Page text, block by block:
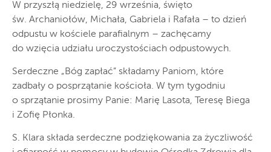
W przyszłą niedzielę, 29 września, święto
św. Archaniołów, Michała, Gabriela i Rafała – to dzień
odpustu w kościele parafialnym – zachęcamy
do wzięcia udziału uroczystościach odpustowych.
Serdeczne „Bóg zapłać” składamy Paniom, które
zadbały o posprzątanie kościoła. W tym tygodniu
o sprzątanie prosimy Panie: Marię Lasota, Teresę Biega
i Zofię Płonka.
S. Klara składa serdeczne podziękowania za życzliwość